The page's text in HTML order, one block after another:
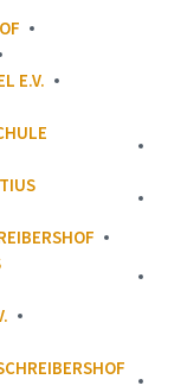
E.V.